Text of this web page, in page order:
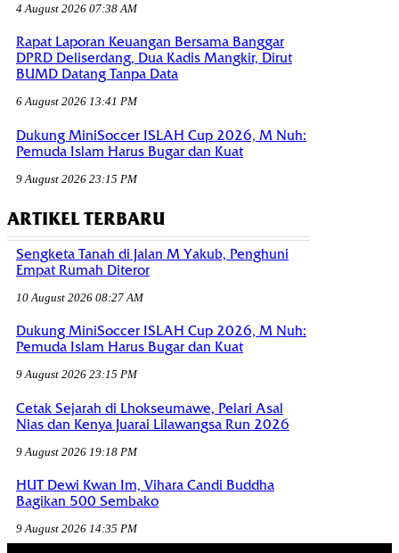
4 August 2026 07:38 AM
Rapat Laporan Keuangan Bersama Banggar
DPRD Deliserdang, Dua Kadis Mangkir, Dirut
BUMD Datang Tanpa Data
6 August 2026 13:41 PM
Dukung MiniSoccer ISLAH Cup 2026, M Nuh:
Pemuda Islam Harus Bugar dan Kuat
9 August 2026 23:15 PM
ARTIKEL TERBARU
Sengketa Tanah di Jalan M Yakub, Penghuni
Empat Rumah Diteror
10 August 2026 08:27 AM
Dukung MiniSoccer ISLAH Cup 2026, M Nuh:
Pemuda Islam Harus Bugar dan Kuat
9 August 2026 23:15 PM
Cetak Sejarah di Lhokseumawe, Pelari Asal
Nias dan Kenya Juarai Lilawangsa Run 2026
9 August 2026 19:18 PM
HUT Dewi Kwan Im, Vihara Candi Buddha
Bagikan 500 Sembako
9 August 2026 14:35 PM